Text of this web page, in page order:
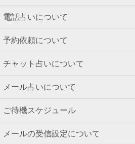
電話占いについて
予約依頼について
チャット占いについて
メール占いについて
ご待機スケジュール
メールの受信設定について